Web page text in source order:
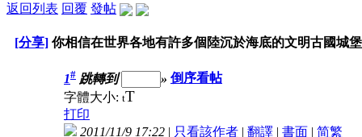
返回列表 回覆 發帖
[分享] 你相信在世界各地有許多個陸沉於海底的文明古國城
1# 跳轉到 » 倒序看帖
字體大小: tT
打印
2011/11/9 17:22 | 只看該作者 | 翻譯 | 書面 | 简繁